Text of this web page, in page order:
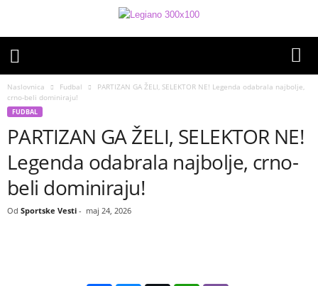
Naslovnica Fudbal
PARTIZAN GA ŽELI, SELEKTOR NE! Legenda odabrala najbolje,
crno-beli dominiraju!
FUDBAL
PARTIZAN GA ŽELI, SELEKTOR NE!
Legenda odabrala najbolje, crno-
beli dominiraju!
Od Sportske Vesti - maj 24, 2026